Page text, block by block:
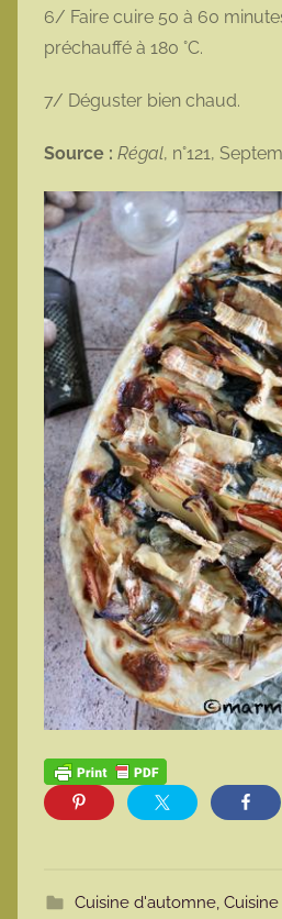
6/ Faire cuire 50 à 60
préchauffé à 180 °C.
7/ Déguster bien chaud.
Source : Régal, n°121,
Cuisine d'automne,